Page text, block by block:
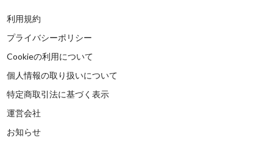
利用規約
プライバシーポリシー
Cookieの利用について
個人情報の取り扱いについて
特定商取引法に基づく表示
運営会社
お知らせ